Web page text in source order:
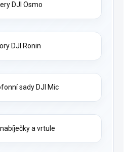
DJI Osmo
DJI Ronin
sady DJI Mic
a vrtule